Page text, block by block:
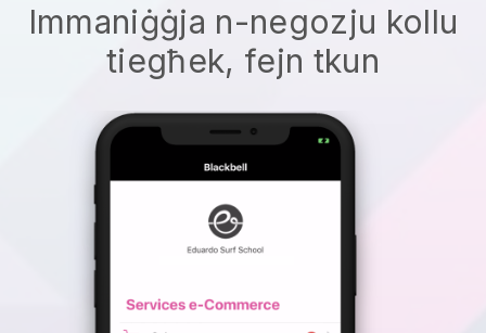
Immaniġġja n-negozju kollu
tiegħek, fejn tkun